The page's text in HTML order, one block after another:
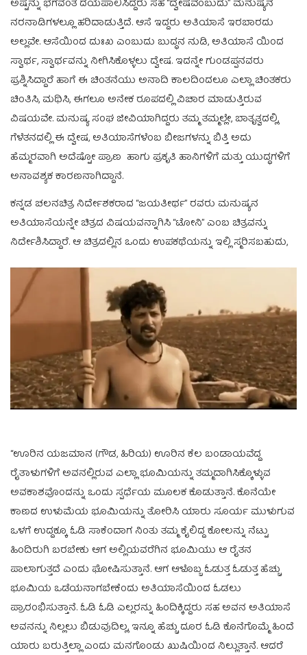
ಅಷ್ಟನ್ನು ಭಗವಂತ ದಯಪಾಲಿಸಿದ್ದರು ಸಹ “ದ್ವೇಷವೆಂಬುದು” ಮನುಷ್ಯನ
ನರನಾಡಿಗಳಲ್ಲೂ ಹರಿದಾಡುತ್ತಿದೆ. ಆಸೆ ಇದ್ದರು ಅತಿಯಾಸೆ ಇರಬಾರದು
ಅಲ್ಲವೇ. ಆಸೆಯಿಂದ ದುಃಖ ಎಂಬುದು ಬುದ್ಧನ ನುಡಿ, ಅತಿಯಾಸೆ ಯಿಂದ
ಸ್ವಾರ್ಥ, ಸ್ವಾರ್ಥವನ್ನು ನೀಗಿಸಿಕೊಳ್ಳಲು ದ್ವೇಷ. ಇದನ್ನೇ ಗುಂಡಪ್ಪನವರು
ಪ್ರಶ್ನಿಸಿದ್ದಾರೆ ಹಾಗೆ ಈ ಚಿಂತನೆಯು ಅನಾದಿ ಕಾಲದಿಂದಲೂ ಎಲ್ಲಾ ಚಿಂತಕರು
ಚಿಂತಿಸಿ, ಮಥಿಸಿ, ಈಗಲೂ ಅನೇಕ ರೂಪದಲ್ಲಿ ವಿಚಾರ ಮಾಡುತ್ತಿರುವ
ವಿಷಯವೇ. ಮನುಷ್ಯ ಸಂಘ ಜೀವಿಯಾಗಿದ್ದರು ತಮ್ಮ ತಮ್ಮಲ್ಲೇ, ಬಾತೃತ್ವದಲ್ಲಿ,
ಗೆಳೆತನದಲ್ಲಿ ಈ ದ್ವೇಷ, ಅತಿಯಾಸೆಗಳೆಂಬ ಬೀಜಗಳನ್ನು ಬಿತ್ತಿ ಅದು
ಹೆಮ್ಮರವಾಗಿ ಅದೆಷ್ಟೋ ಪ್ರಾಣ ಹಾಗು ಪ್ರಕೃತಿ ಹಾನಿಗಳಿಗೆ ಮತ್ತು ಯುದ್ಧಗಳಿಗೆ
ಅನಾವಶ್ಯಕ ಕಾರಣನಾಗಿದ್ದಾನೆ.
ಕನ್ನಡ ಚಲನಚಿತ್ರ ನಿರ್ದೇಶಕರಾದ “ಜಯತೀರ್ಥ” ರವರು ಮನುಷ್ಯನ
ಅತಿಯಾಸೆಯನ್ನೇ ಚಿತ್ರದ ವಿಷಯವನ್ನಾಗಿಸಿ “ಟೋನಿ” ಎಂಬ ಚಿತ್ರವನ್ನು
ನಿರ್ದೇಶಿಸಿದ್ದಾರೆ. ಆ ಚಿತ್ರದಲ್ಲಿನ ಒಂದು ಉಪಕಥೆಯನ್ನು ಇಲ್ಲಿ ಸ್ಮರಿಸಬಹುದು,
“ಊರಿನ ಯಜಮಾನ (ಗೌಡ, ಹಿರಿಯ) ಊರಿನ ಕೆಲ ಬಂಡಾಯವೆದ್ದ
ರೈತಾಳುಗಳಿಗೆ ಅವನಲ್ಲಿರುವ ಎಲ್ಲಾ ಭೂಮಿಯನ್ನು ತಮ್ಮದಾಗಿಸಿಕ್ಕೊಳ್ಳುವ
ಅವಕಾಶವೊಂದನ್ನು ಒಂದು ಸ್ಪರ್ಧೆಯ ಮೂಲಕ ಕೊಡುತ್ತಾನೆ. ಕೊನೆಯೇ
ಕಾಣದ ಉಳುಮೆಯ ಭೂಮಿಯನ್ನು ತೋರಿಸಿ ಯಾರು ಸೂರ್ಯ ಮುಳುಗುವ
ಒಳಗೆ ಉದ್ದಕ್ಕೂ ಓಡಿ ಸಾಕೆಂದಾಗ ನಿಂತು ತಮ್ಮ ಕೈಲಿದ್ದ ಕೋಲನ್ನು ನೆಟ್ಟು
ಹಿಂದಿರುಗಿ ಬರಬೇಕು ಆಗ ಅಲ್ಲಿಯವರೆಗಿನ ಭೂಮಿಯು ಆ ರೈತನ
ಪಾಲಾಗುತ್ತದೆ ಎಂದು ಘೋಷಿಸುತ್ತಾನೆ. ಆಗ ಆಳೊಬ್ಬ ಓಡುತ್ತ ಓಡುತ್ತ ಹೆಚ್ಚು
ಭೂಮಿಯ ಒಡೆಯನಾಗಬೇಕೆಂದು ಅತಿಯಾಸೆಯಿಂದ ಓಡಲು
ಪ್ರಾರಂಭಿಸುತ್ತಾನೆ. ಓಡಿ ಓಡಿ ಎಲ್ಲರನ್ನು ಹಿಂದಿಕ್ಕಿದ್ದರು ಸಹ ಅವನ ಅತಿಯಾಸೆ
ಅವನನ್ನು ನಿಲ್ಲಲು ಬಿಡುವುದಿಲ್ಲ, ಇನ್ನೂ ಹೆಚ್ಚು ದೂರ ಓಡಿ ಕೊನೆಗೊಮ್ಮೆ ಹಿಂದೆ
ಯಾರು ಬರುತ್ತಿಲ್ಲಾ ಎಂದು ಮನಗೊಂಡು ಖುಷಿಯಿಂದ ನಿಲ್ಲುತ್ತಾನೆ. ಆದರೆ